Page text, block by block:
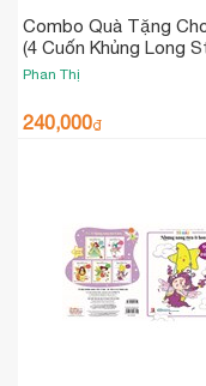
Combo Quà Tặng
(4 Cuốn Khủng Long
+ 4 Cuốn Lớp Học
Phan Thị
240,000₫